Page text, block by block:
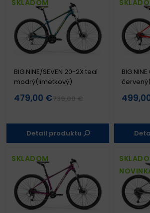
SKLADOM
BIG.NINE/SEVEN 20-2X teal
modrý(limetkový)
479,00 € 739,00 €
Detail produktu
SKLADOM